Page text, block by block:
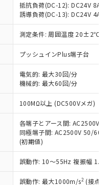
抵抗負荷(DC-12): DC24V 8A/
誘導負荷(DC-13): DC24V 4A/
測定条件: 周囲温度 20±2℃、
プッシュインPlus端子台
電気的: 最大30回/分
機械的: 最大60回/分
100MΩ以上 (DC500Vメガ)
各端子とアース間: AC2500V
同極端子間: AC2500V 50/
(初期値)
誤動作: 10～55Hz 複振幅
誤動作: 最大1000m/s2 (接点
だき、同意のうえ
制御機器事業取扱
および標準価格
いただくもので
扱商品の中には、
となる商品もある
い。
価格照会結果は、
時点での社内デー
るものであり、閲
際の在庫および標
合があることをご
指令（10物質）の
、対応品を出す予
指令（10物質）の
中または確認中の
など無形物で、有
商品です。
含有部品として
した場合などや
あります。
1000ppm以下、 カド
下、ポリ臭化ビフェニル
化ジフェニルエーテル類
有率が中国RoHSの
示します。
率が中国RoHSの
を示します。
社販売部門へお問
T26572)：
1000ppm、 Cd(カドミウ
PBBs(ポリ臭化ビフェ
製品のうち、外国
法に定める商品
という）を輸出
する場合は、日本
または役務取引許
の必要な手続きを